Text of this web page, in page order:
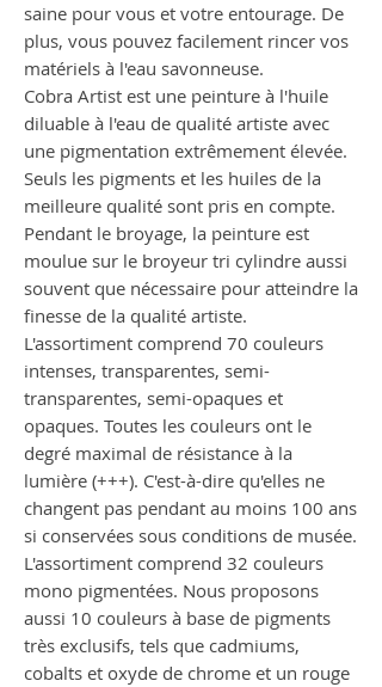
saine pour vous et votre entourage. De
plus, vous pouvez facilement rincer vos
matériels à l'eau savonneuse.
Cobra Artist est une peinture à l'huile
diluable à l'eau de qualité artiste avec
une pigmentation extrêmement élevée.
Seuls les pigments et les huiles de la
meilleure qualité sont pris en compte.
Pendant le broyage, la peinture est
moulue sur le broyeur tri cylindre aussi
souvent que nécessaire pour atteindre la
finesse de la qualité artiste.
L'assortiment comprend 70 couleurs
intenses, transparentes, semi-
transparentes, semi-opaques et
opaques. Toutes les couleurs ont le
degré maximal de résistance à la
lumière (+++). C'est-à-dire qu'elles ne
changent pas pendant au moins 100 ans
si conservées sous conditions de musée.
L'assortiment comprend 32 couleurs
mono pigmentées. Nous proposons
aussi 10 couleurs à base de pigments
très exclusifs, tels que cadmiums,
cobalts et oxyde de chrome et un rouge